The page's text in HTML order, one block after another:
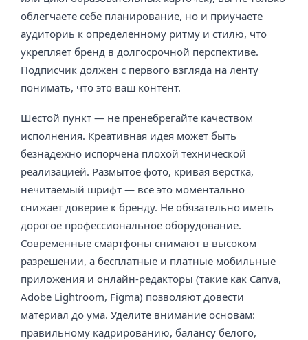
облегчаете себе планирование, но и приучаете
аудиториь к определенному ритму и стилю, что
укрепляет бренд в долгосрочной перспективе.
Подписчик должен с первого взгляда на ленту
понимать, что это ваш контент.
Шестой пункт — не пренебрегайте качеством
исполнения. Креативная идея может быть
безнадежно испорчена плохой технической
реализацией. Размытое фото, кривая верстка,
нечитаемый шрифт — все это моментально
снижает доверие к бренду. Не обязательно иметь
дорогое профессиональное оборудование.
Современные смартфоны снимают в высоком
разрешении, а бесплатные и платные мобильные
приложения и онлайн-редакторы (такие как Canva,
Adobe Lightroom, Figma) позволяют довести
материал до ума. Уделите внимание основам:
правильному кадрированию, балансу белого,